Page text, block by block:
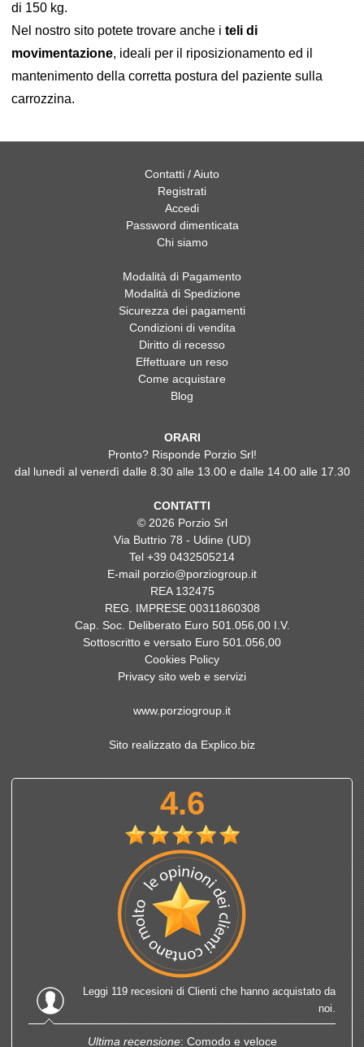
di 150 kg.
Nel nostro sito potete trovare anche i teli di
movimentazione, ideali per il riposizionamento ed il
mantenimento della corretta postura del paziente sulla
carrozzina.
Contatti / Aiuto
Registrati
Accedi
Password dimenticata
Chi siamo
Modalità di Pagamento
Modalità di Spedizione
Sicurezza dei pagamenti
Condizioni di vendita
Diritto di recesso
Effettuare un reso
Come acquistare
Blog
ORARI
Pronto? Risponde Porzio Srl!
dal lunedì al venerdì dalle 8.30 alle 13.00 e dalle 14.00 alle 17.30
CONTATTI
© 2026 Porzio Srl
Via Buttrio 78 - Udine (UD)
Tel+39 0432505214
E-mailporzio@porziogroup.it
REA 132475
REG. IMPRESE 00311860308
Cap. Soc. Deliberato Euro 501.056,00 I.V.
Sottoscritto e versato Euro 501.056,00
Cookies Policy
Privacy sito web e servizi
www.porziogroup.it
Sito realizzato da Explico.biz
4.6
Leggi119 recesionidi Clienti che hanno acquistato da
noi.
Ultima recensione: Comodo e veloce